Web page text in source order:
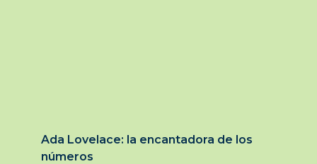
Ada Lovelace: la encantadora de los
números